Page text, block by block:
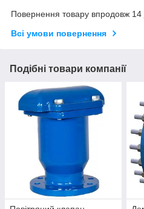
Повернення товару впродовж 14
Всі умови повернення
Подібні товари компанії